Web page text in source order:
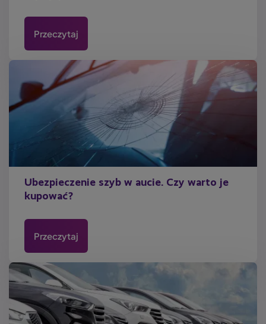
Przeczytaj
Ubezpieczenie szyb w aucie. Czy warto je
kupować?
Przeczytaj